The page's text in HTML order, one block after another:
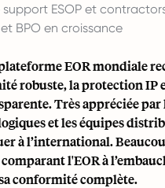
ESOP et
BPO en croissance
EOR mondiale
robuste, la protection IP
Très appréciée par
et les équipes
à l’international.
l'EOR à
conformité complète.